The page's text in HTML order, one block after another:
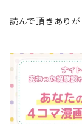
読んで頂きあり